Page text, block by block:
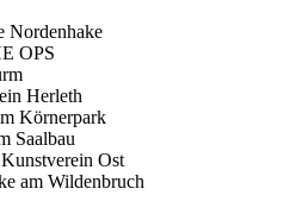
Nordenhake
OPS
Herleth
Körnerpark
Saalbau
Ost
am Wildenbruch